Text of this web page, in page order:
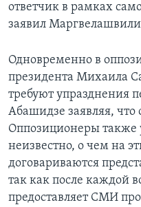
ответчик в рамках
заявил
Одновременно в
президента Михаила
требуют упразднения
Абашидзе заявляя,
Оппозиционеры также
неизвестно, о чем на
договариваются
так как после каждой
предоставляет СМИ